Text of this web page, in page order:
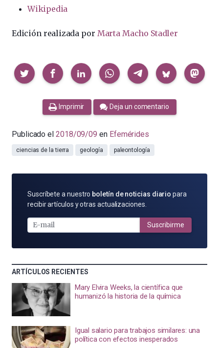
Wikipedia
Edición realizada por Marta Macho Stadler
Compartir
Imprimir Deja un comentario
Publicado el 2018/09/09 en Efemérides
ciencias de la tierra geología paleontología
SUSCRÍBETE
POR
MAIL
Suscríbete a nuestro boletín de noticias diario para
recibir artículos y otras actualizaciones.
Suscribirme
ARTÍCULOS RECIENTES
Mary Elvira Weeks, la científica que
humanizó la historia de la química
Igual salario para trabajos similares: una
política con efectos inesperados